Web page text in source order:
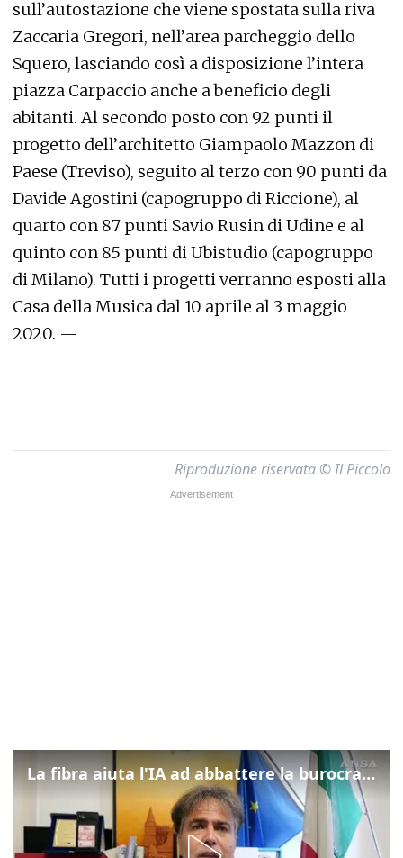
sull’autostazione che viene spostata sulla riva
Zaccaria Gregori, nell’area parcheggio dello
Squero, lasciando così a disposizione l’intera
piazza Carpaccio anche a beneficio degli
abitanti. Al secondo posto con 92 punti il
progetto dell’architetto Giampaolo Mazzon di
Paese (Treviso), seguito al terzo con 90 punti da
Davide Agostini (capogruppo di Riccione), al
quarto con 87 punti Savio Rusin di Udine e al
quinto con 85 punti di Ubistudio (capogruppo
di Milano). Tutti i progetti verranno esposti alla
Casa della Musica dal 10 aprile al 3 maggio
2020. —
Riproduzione riservata © Il Piccolo
La fibra aiuta l'IA ad abbattere la burocrazia, progetto pilota in Veneto